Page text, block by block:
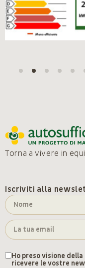
Torna a vivere in
Iscriviti alla
Ho preso visione della
ricevere le vostre